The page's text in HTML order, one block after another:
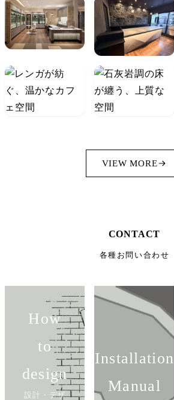
VIEW MORE
CONTACT
各種お問い合わせ
How
to
design
設計・デザ
Installation
Manual